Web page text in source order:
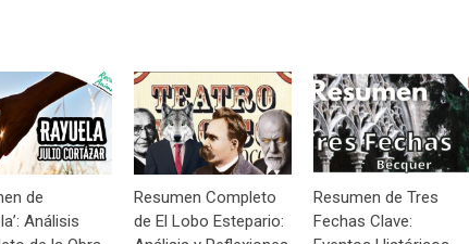
de
Análisis
Resumen Completo
de El Lobo Estepario:
Resumen de Tres
Fechas Clave: